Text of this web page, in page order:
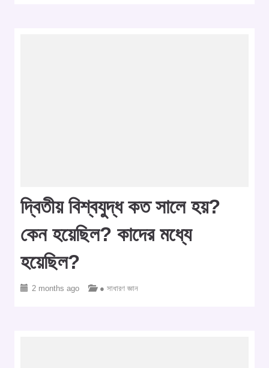
দ্বিতীয় বিশ্বযুদ্ধ কত সালে হয়?
কেন হয়েছিল? কাদের মধ্যে
হয়েছিল?
2 months ago ● সাধারণ জ্ঞান